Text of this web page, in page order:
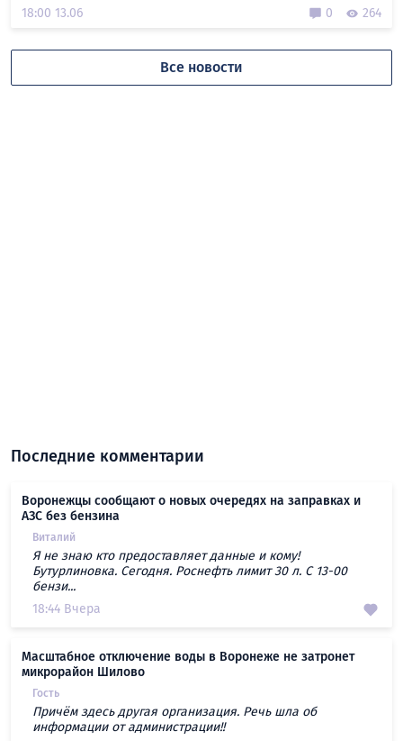
18:00 13.06 0 264
Все новости
Последние комментарии
Воронежцы сообщают о новых очередях на заправках и
АЗС без бензина
Виталий
Я не знаю кто предоставляет данные и кому!
Бутурлиновка. Сегодня. Роснефть лимит 30 л. С 13-00
бензи...
18:44 Вчера
Масштабное отключение воды в Воронеже не затронет
микрорайон Шилово
Гость
Причём здесь другая организация. Речь шла об
информации от администрации!!